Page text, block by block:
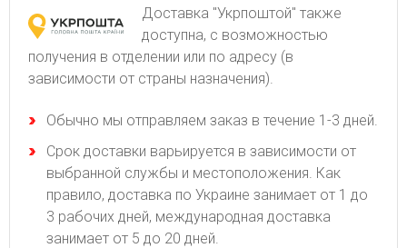
Доставка "Укрпоштой" также
доступна, с возможностью
получения в отделении или по адресу (в
зависимости от страны назначения).
Обычно мы отправляем заказ в течение 1-3 дней.
Срок доставки варьируется в зависимости от
выбранной службы и местоположения. Как
правило, доставка по Украине занимает от 1 до
3 рабочих дней, международная доставка
занимает от 5 до 20 дней.